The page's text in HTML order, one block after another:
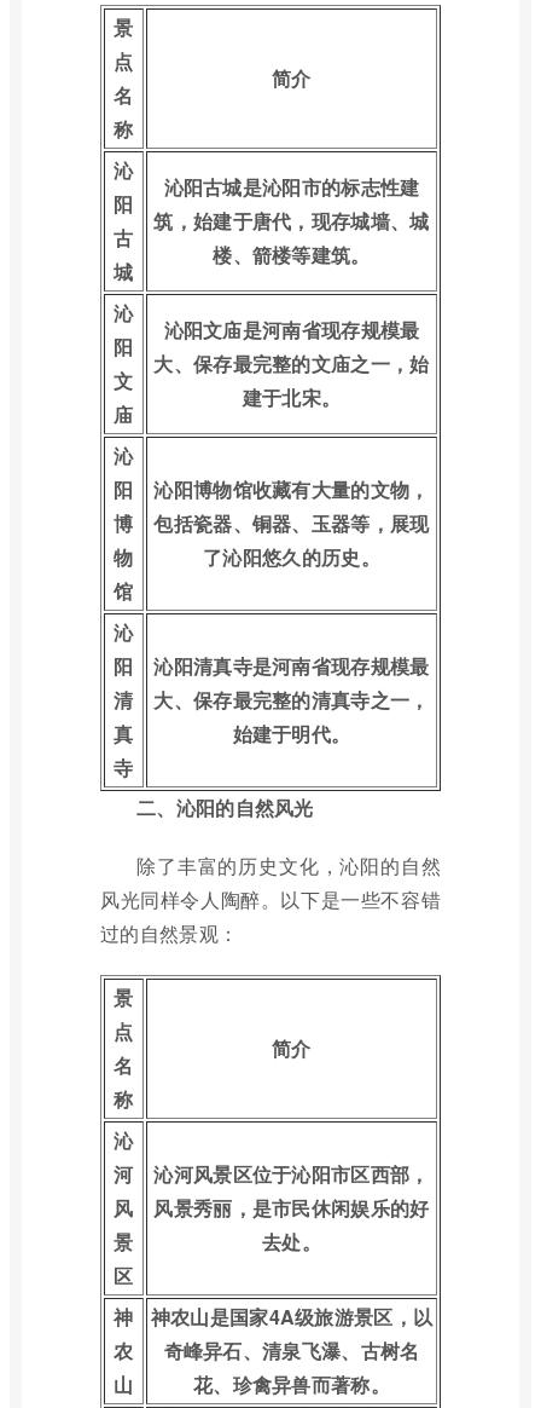
景
点
名
称
简介
沁
阳
古
城
沁阳古城是沁阳市的标志性建
筑，始建于唐代，现存城墙、城
楼、箭楼等建筑。
沁
阳
文
庙
沁阳文庙是河南省现存规模最
大、保存最完整的文庙之一，始
建于北宋。
沁
阳
博
物
馆
沁阳博物馆收藏有大量的文物，
包括瓷器、铜器、玉器等，展现
了沁阳悠久的历史。
沁
阳
清
真
寺
沁阳清真寺是河南省现存规模最
大、保存最完整的清真寺之一，
始建于明代。
二、沁阳的自然风光
除了丰富的历史文化，沁阳的自然
风光同样令人陶醉。以下是一些不容错
过的自然景观：
景
点
名
称
简介
沁
河
风
景
区
沁河风景区位于沁阳市区西部，
风景秀丽，是市民休闲娱乐的好
去处。
神
农
山
神农山是国家4A级旅游景区，以
奇峰异石、清泉飞瀑、古树名
花、珍禽异兽而著称。